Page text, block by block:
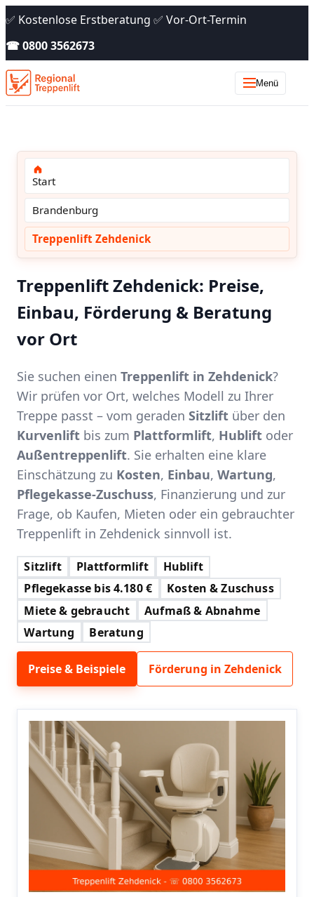
✅ Kostenlose Erstberatung ✅ Vor-Ort-Termin
☎ 0800 3562673
Menü
Start
Brandenburg
Treppenlift Zehdenick
Treppenlift Zehdenick: Preise,
Einbau, Förderung & Beratung
vor Ort
Sie suchen einen Treppenlift in Zehdenick?
Wir prüfen vor Ort, welches Modell zu Ihrer
Treppe passt – vom geraden Sitzlift über den
Kurvenlift bis zum Plattformlift, Hublift oder
Außentreppenlift. Sie erhalten eine klare
Einschätzung zu Kosten, Einbau, Wartung,
Pflegekasse-Zuschuss, Finanzierung und zur
Frage, ob Kaufen, Mieten oder ein gebrauchter
Treppenlift in Zehdenick sinnvoll ist.
Sitzlift Plattformlift
Hublift
Pflegekasse bis 4.180 €
Kosten & Zuschuss
Miete & gebraucht
Aufmaß & Abnahme
Wartung
Beratung
Preise & Beispiele Förderung in Zehdenick